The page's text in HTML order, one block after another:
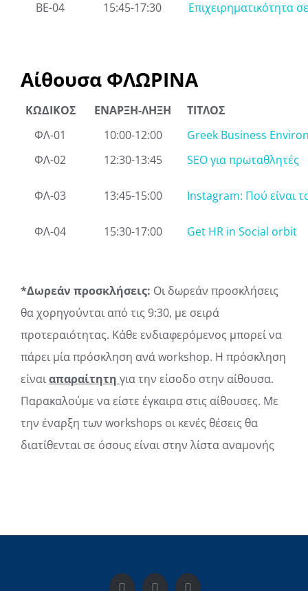
ΒΕ-04
15:45-17:30 Επιχειρηματικότητα
Αίθουσα ΦΛΩΡΙΝΑ
ΚΩΔΙΚΟΣ ΕΝΑΡΞΗ-ΛΗΞΗ
ΤΙΤΛΟΣ
ΦΛ-01
10:00-12:00
Greek Business
ΦΛ-02
12:30-13:45 SEO για πρωταθλητές
ΦΛ-03 13:45-15:00 Instagram: Πού είναι
ΦΛ-04 15:30-17:00 Get HR in Social orbit
*Δωρεάν προσκλήσεις: Οι δωρεάν προσκλήσεις
θα χορηγούνται από τις 9:30, με σειρά
προτεραιότητας. Κάθε ενδιαφερόμενος μπορεί να
πάρει μία πρόσκληση ανά workshop. Η πρόσκληση
είναιαπαραίτητη για την είσοδο στην αίθουσα.
Παρακαλούμε να είστε έγκαιρα στις αίθουσες. Με
την έναρξη των workshops οι κενές θέσεις θα
διατίθενται σε όσους είναι στην λίστα αναμονής